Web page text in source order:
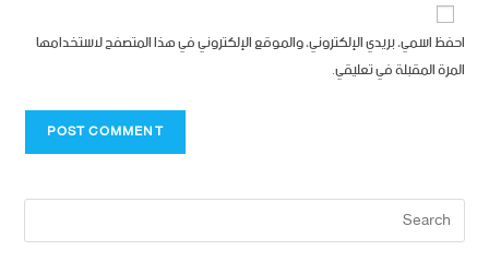
احفظ اسمي، بريدي الإلكتروني، والموقع الإلكتروني في هذا المتصفح لاستخدامها
المرة المقبلة في تعليقي.